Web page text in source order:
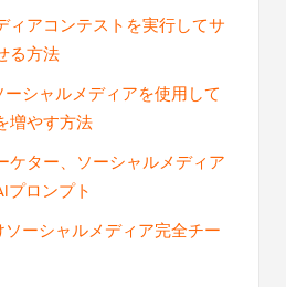
ィアコンテストを実行してサ
る方法
ーシャルメディアを使用して
増やす方法
ケター、ソーシャルメディア
プロンプト
ソーシャルメディア完全チー